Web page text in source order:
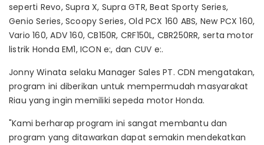
seperti Revo, Supra X, Supra GTR, Beat Sporty Series,
Genio Series, Scoopy Series, Old PCX 160 ABS, New PCX 160,
Vario 160, ADV 160, CB150R, CRF150L, CBR250RR, serta motor
listrik Honda EM1, ICON e:, dan CUV e:.
Jonny Winata selaku Manager Sales PT. CDN mengatakan,
program ini diberikan untuk mempermudah masyarakat
Riau yang ingin memiliki sepeda motor Honda.
"Kami berharap program ini sangat membantu dan
program yang ditawarkan dapat semakin mendekatkan